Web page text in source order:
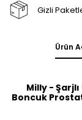
Gizli
Ürün
Milly -
Boncuk